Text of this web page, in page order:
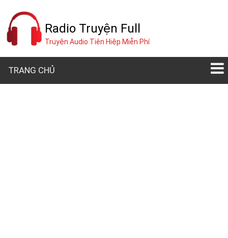
Radio Truyện Full
Truyện Audio Tiên Hiệp Miễn Phí
TRANG CHỦ